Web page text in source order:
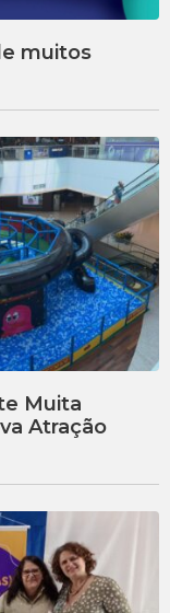
muitos
Muita
Atração